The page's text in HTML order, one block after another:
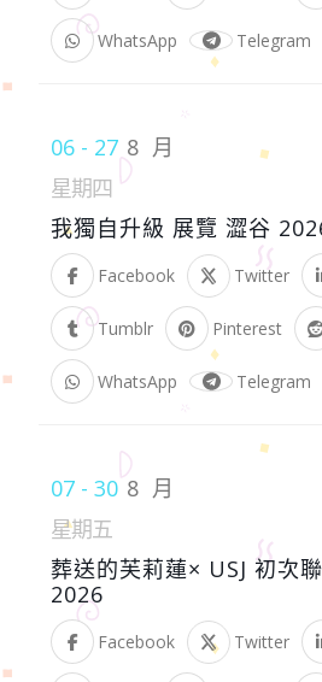
WhatsApp Telegram
06 - 27 8 月
星期四
我獨自升級 展覽 澀谷
Facebook Twitter
Tumblr Pinterest
WhatsApp Telegram
07 - 30 8 月
星期五
葬送的芙莉蓮× USJ 初次
2026
Facebook Twitter